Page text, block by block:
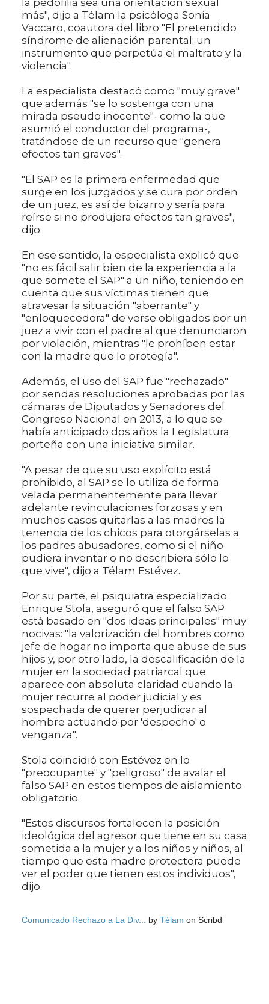
más", dijo a Télam la psicóloga Sonia
Vaccaro, coautora del libro "El pretendido
síndrome de alienación parental: un
instrumento que perpetúa el maltrato y la
violencia".
La especialista destacó como "muy grave"
que además "se lo sostenga con una
mirada pseudo inocente"- como la que
asumió el conductor del programa-,
tratándose de un recurso que "genera
efectos tan graves".
"El SAP es la primera enfermedad que
surge en los juzgados y se cura por orden
de un juez, es así de bizarro y sería para
reírse si no produjera efectos tan graves",
dijo.
En ese sentido, la especialista explicó que
"no es fácil salir bien de la experiencia a la
que somete el SAP" a un niño, teniendo en
cuenta que sus víctimas tienen que
atravesar la situación "aberrante" y
"enloquecedora" de verse obligados por un
juez a vivir con el padre al que denunciaron
por violación, mientras "le prohíben estar
con la madre que lo protegía".
Además, el uso del SAP fue "rechazado"
por sendas resoluciones aprobadas por las
cámaras de Diputados y Senadores del
Congreso Nacional en 2013, a lo que se
había anticipado dos años la Legislatura
porteña con una iniciativa similar.
"A pesar de que su uso explícito está
prohibido, al SAP se lo utiliza de forma
velada permanentemente para llevar
adelante revinculaciones forzosas y en
muchos casos quitarlas a las madres la
tenencia de los chicos para otorgárselas a
los padres abusadores, como si el niño
pudiera inventar o no describiera sólo lo
que vive", dijo a Télam Estévez.
Por su parte, el psiquiatra especializado
Enrique Stola, aseguró que el falso SAP
está basado en "dos ideas principales" muy
nocivas: "la valorización del hombres como
jefe de hogar no importa que abuse de sus
hijos y, por otro lado, la descalificación de la
mujer en la sociedad patriarcal que
aparece con absoluta claridad cuando la
mujer recurre al poder judicial y es
sospechada de querer perjudicar al
hombre actuando por 'despecho' o
venganza".
Stola coincidió con Estévez en lo
"preocupante" y "peligroso" de avalar el
falso SAP en estos tiempos de aislamiento
obligatorio.
"Estos discursos fortalecen la posición
ideológica del agresor que tiene en su casa
sometida a la mujer y a los niños y niños, al
tiempo que esta madre protectora puede
ver el poder que tienen estos individuos",
dijo.
Comunicado Rechazo a La Div... by Télam on Scribd